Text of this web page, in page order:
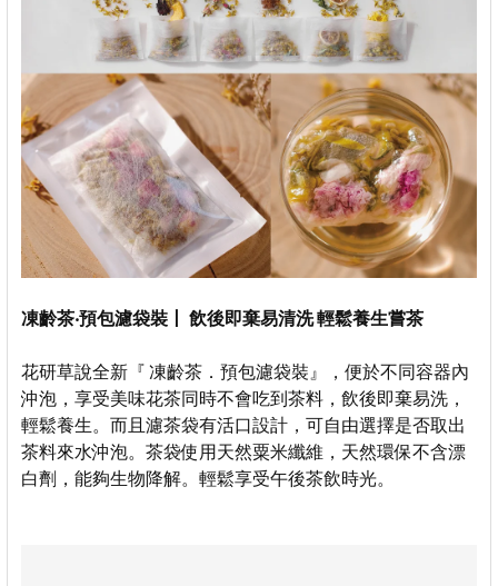
凍齡茶‧預包濾袋裝丨 飲後即棄易清洗 輕鬆養生嘗茶
花研草說全新『 凍齡茶．預包濾袋裝』，便於不同容器內
沖泡，享受美味花茶同時不會吃到茶料，飲後即棄易洗，
輕鬆養生。而且濾茶袋有活口設計，可自由選擇是否取出
茶料來水沖泡。茶袋使用天然粟米纖維，天然環保不含漂
白劑，能夠生物降解。輕鬆享受午後茶飲時光。